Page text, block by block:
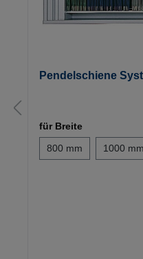
Pendelschiene
für Breite
800 mm
1000 mm